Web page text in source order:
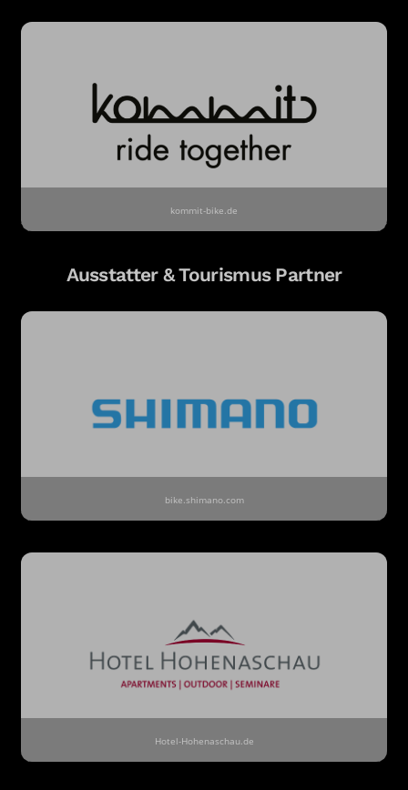
kommit-bike.de
Ausstatter & Tourismus Partner
bike.shimano.com
Hotel-Hohenaschau.de